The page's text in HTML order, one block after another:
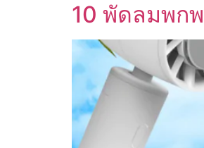
10 พัดลมพก